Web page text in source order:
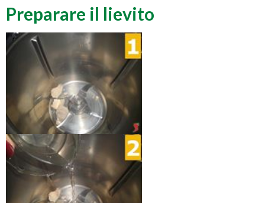
Preparare il lievito